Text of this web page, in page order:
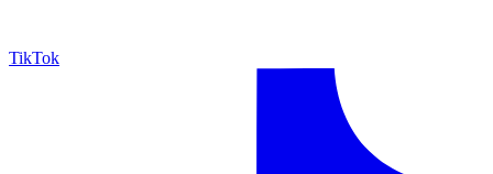
TikTok